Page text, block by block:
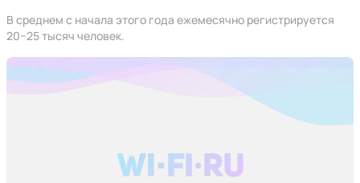
В среднем с начала этого года ежемесячно регистрируется
20−25 тысяч человек.